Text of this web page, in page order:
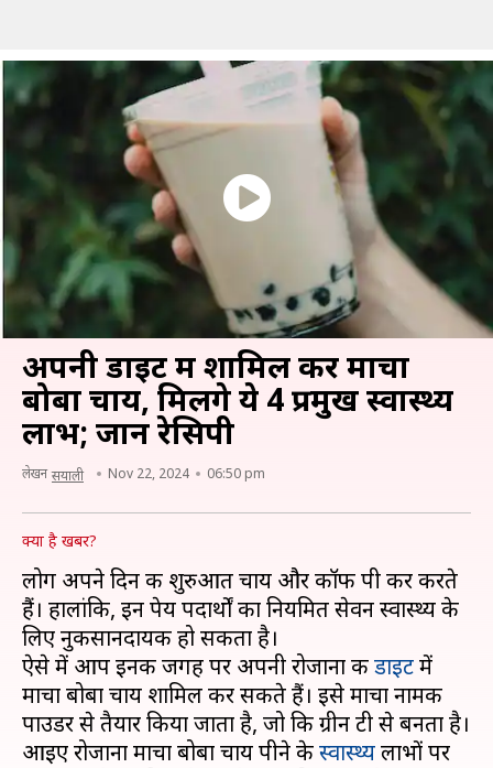
अपनी डाइट में शामिल करें माचा
बोबा चाय, मिलेंगे ये 4 प्रमुख स्वास्थ्य
लाभ; जानें रेसिपी
लेखन सयाली Nov 22, 2024 06:50 pm
क्या है खबर?
लोग अपने दिन की शुरुआत चाय और कॉफी पी कर करते
हैं। हालांकि, इन पेय पदार्थों का नियमित सेवन स्वास्थ्य के
लिए नुकसानदायक हो सकता है।
ऐसे में आप इनकी जगह पर अपनी रोजाना कीडाइटमें
माचा बोबा चाय शामिल कर सकते हैं। इसे माचा नामक
पाउडर से तैयार किया जाता है, जो कि ग्रीन टी से बनता है।
आइए रोजाना माचा बोबा चाय पीने केस्वास्थ्यलाभों पर